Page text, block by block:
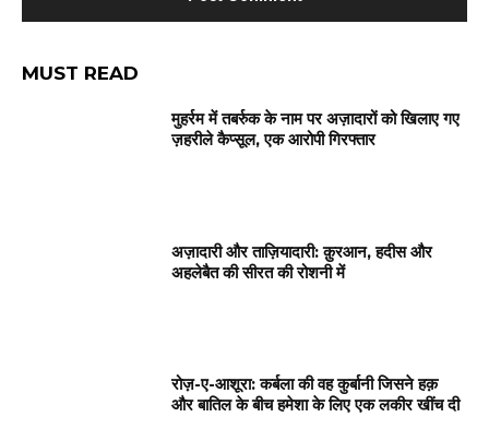
MUST READ
मुहर्रम में तबर्रुक के नाम पर अज़ादारों को खिलाए गए
ज़हरीले कैप्सूल, एक आरोपी गिरफ्तार
अज़ादारी और ताज़ियादारी: क़ुरआन, हदीस और
अहलेबैत की सीरत की रोशनी में
रोज़-ए-आशूरा: कर्बला की वह कुर्बानी जिसने हक़
और बातिल के बीच हमेशा के लिए एक लकीर खींच दी